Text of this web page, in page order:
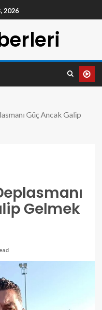
2026
Güç Ancak Galip
Gelmek